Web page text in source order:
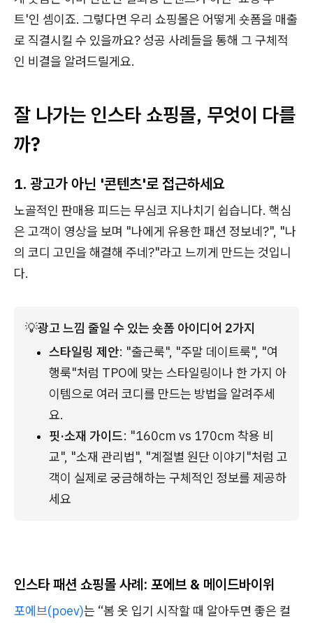
트'인 셈이죠. 그렇다면 우리 쇼핑몰은 어떻게 숏폼을 매출
로 직결시킬 수 있을까요? 성공 사례들을 통해 그 구체적
인 비결을 알려드릴게요.
잘 나가는 인스타 쇼핑몰, 무엇이 다를
까?
1. 광고가 아닌 '콘텐츠'로 접근하세요
노골적인 판매용 피드는 무심코 지나치기 쉽습니다. 핵심
은 고객이 영상을 보며 "나에게 유용한 패션 정보네?", "나
의 코디 고민을 해결해 주네?"라고 느끼게 만드는 것입니
다.
💡광고 느낌 줄일 수 있는 숏폼 아이디어 2가지
스타일링 제안: "출근룩", "주말 데이트룩", "여
행룩"처럼 TPO에 맞는 스타일링이나 한 가지 아
이템으로 여러 코디를 만드는 방법을 알려주세
요.
핏·소재 가이드: "160cm vs 170cm 착용 비
교", "소재 관리법", "계절별 원단 이야기"처럼 고
객이 실제로 궁금해하는 구체적인 정보를 제공하
세요
인스타 패션 쇼핑몰 사례: 포에브 & 메이드바이위
포에브(poev)는 “봄 옷 입기 시작할 때 알아두면 좋은 컬